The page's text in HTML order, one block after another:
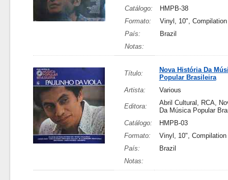
Catálogo:
HMPB-38
Formato:
Vinyl, 10", Compilation
País:
Brazil
Notas:
Título:
Nova História Da
Popular Brasileira
Artista:
Various
Editora:
Abril Cultural, RCA,
Da Música Popular
Catálogo:
HMPB-03
Formato:
Vinyl, 10", Compilation
País:
Brazil
Notas: